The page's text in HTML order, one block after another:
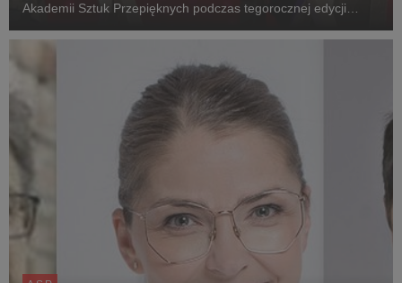
Akademii Sztuk Przepięknych podczas tegorocznej edycji
wyłącznym Horyzontalnym Patronem Internetowym Pol’and...